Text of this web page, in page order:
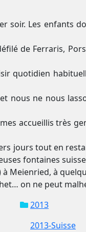
soir. Les
de Ferraris,
quotidien
nous ne nous
accueillis très
jours tout en
fontaines
Meienried, à
on ne peut
2013
2013-Suisse